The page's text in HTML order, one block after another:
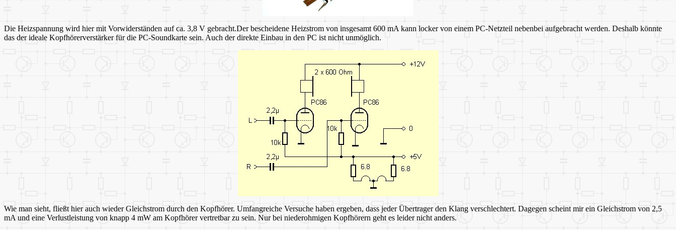
Die Heizspannung wird hier mit Vorwiderständen auf ca. 3,8 V gebracht.Der bescheidene Heizstrom von insgesamt 600 mA kann locker von einem PC-Netzteil nebenbei aufgebracht werden. Deshalb könnte
das der ideale Kopfhörerverstärker für die PC-Soundkarte sein. Auch der direkte Einbau in den PC ist nicht unmöglich.
Wie man sieht, fließt hier auch wieder Gleichstrom durch den Kopfhörer. Umfangreiche Versuche haben ergeben, dass jeder Übertrager den Klang verschlechtert. Dagegen scheint mir ein Gleichstrom von 2,5
mA und eine Verlustleistung von knapp 4 mW am Kopfhörer vertretbar zu sein. Nur bei niederohmigen Kopfhörern geht es leider nicht anders.